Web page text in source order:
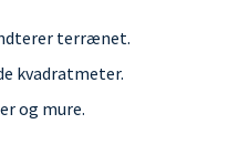
terrænet.
kvadratmeter.
og mure.